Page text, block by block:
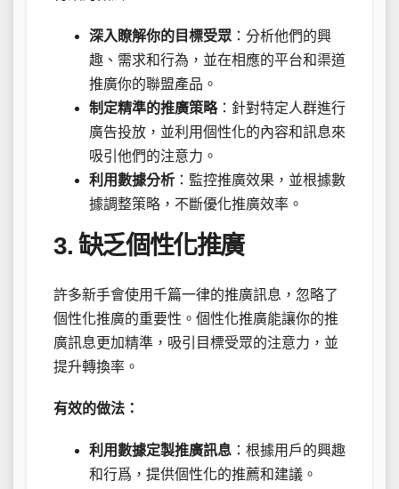
深入瞭解你的目標受眾 ：分析他們的興
趣、需求和行為，並在相應的平台和渠道
推廣你的聯盟產品。
制定精準的推廣策略：針對特定人群進行
廣告投放，並利用個性化的內容和訊息來
吸引他們的注意力。
利用數據分析 ：監控推廣效果，並根據數
據調整策略，不斷優化推廣效率。
3. 缺乏個性化推廣
許多新手會使用千篇一律的推廣訊息，忽略了
個性化推廣的重要性。個性化推廣能讓你的推
廣訊息更加精準，吸引目標受眾的注意力，並
提升轉換率。
有效的做法：
利用數據定製推廣訊息 ：根據用戶的興趣
和行爲，提供個性化的推薦和建議。